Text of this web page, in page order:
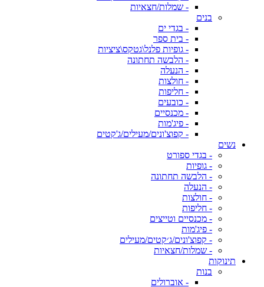
- שמלות/חצאיות
בנים
- בגדי ים
- בית ספר
- גופיות פלנל\גטקס\ציציות
- הלבשה תחתונה
- הנעלה
- חולצות
- חליפות
- כובעים
- מכנסיים
- פיג'מות
- קפוצ'ונים/מעילים/ג'קטים
נשים
- בגדי ספורט
- גופיות
- הלבשה תחתונה
- הנעלה
- חולצות
- חליפות
- מכנסיים וטייצים
- פיג'מות
- קפוצ'ונים/ג׳קטים/מעילים
- שמלות/חצאיות
תינוקות
בנות
- אוברולים